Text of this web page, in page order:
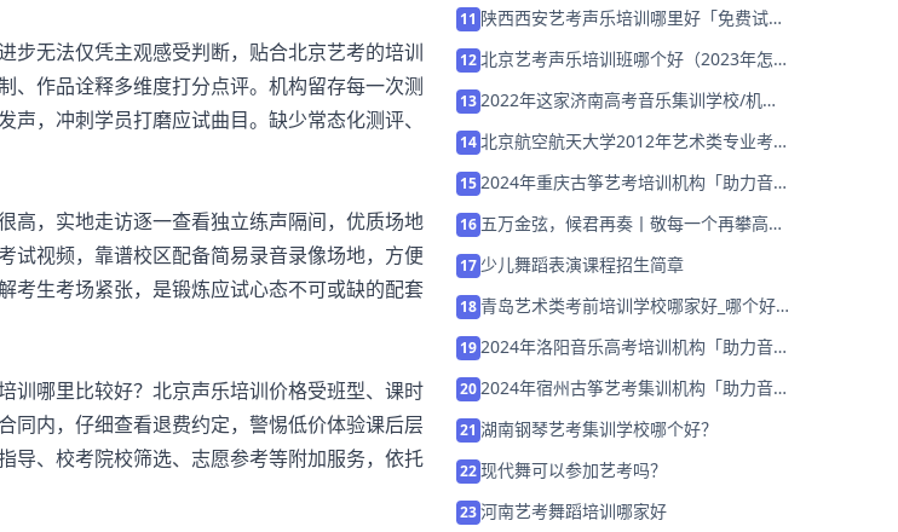
无法仅凭主观感受判断，贴合北京艺考的培训
、作品诠释多维度打分点评。机构留存每一次测
，冲刺学员打磨应试曲目。缺少常态化测评、
，实地走访逐一查看独立练声隔间，优质场地
试视频，靠谱校区配备简易录音录像场地，方便
考生考场紧张，是锻炼应试心态不可或缺的配套
训哪里比较好？北京声乐培训价格受班型、课时
同内，仔细查看退费约定，警惕低价体验课后层
导、校考院校筛选、志愿参考等附加服务，依托
11 陕西西安艺考声乐培训哪里好「免费试
12北京艺考声乐培训班哪个好（2023年怎么
132022年这家济南高考音乐集训学校/机构
14北京航空航天大学2012年艺术类专业考试
152024年重庆古筝艺考培训机构「助力音乐
16 五万金弦，候君再奏丨敬每一个再攀高峰
元！
17 少儿舞蹈表演课程招生简章
18青岛艺术类考前培训学校哪家好_哪个好_
192024年洛阳音乐高考培训机构「助力音乐
202024年宿州古筝艺考集训机构「助力音乐
21 湖南钢琴艺考集训学校哪个好？
22现代舞可以参加艺考吗？
23河南艺考舞蹈培训哪家好